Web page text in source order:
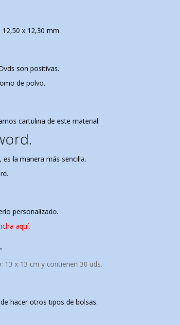
x 12,30 mm.
son positivas.
de polvo.
cartulina de este material.
la manera más sencilla.
personalizado.
aquí.
13 x 13 cm y contienen 30 uds.
hacer otros tipos de bolsas.